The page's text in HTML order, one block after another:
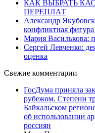
КАК ВЫБРАТЬ
ПЕРЕПЛАТ
Александр
конфликтная
Мария Василькова:
Сергей Левченко:
оценка
Свежие комментарии
ГосДума приняла
рубежом. Степени
Байкальском
об использовании
россиян